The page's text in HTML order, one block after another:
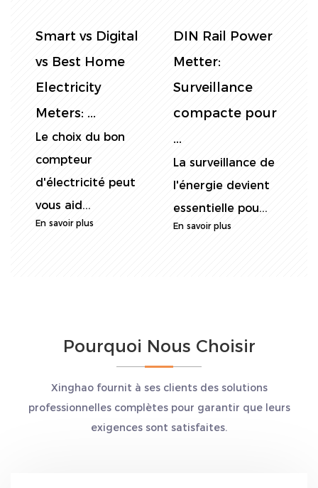
Smart vs Digital
vs Best Home
Electricity
Meters: ...
Le choix du bon
compteur
d'électricité peut
vous aid...
En savoir plus
DIN Rail Power
Metter:
Surveillance
compacte pour
...
La surveillance de
l'énergie devient
essentielle pou...
En savoir plus
Pourquoi Nous Choisir
Xinghao fournit à ses clients des solutions
professionnelles complètes pour garantir que leurs
exigences sont satisfaites.